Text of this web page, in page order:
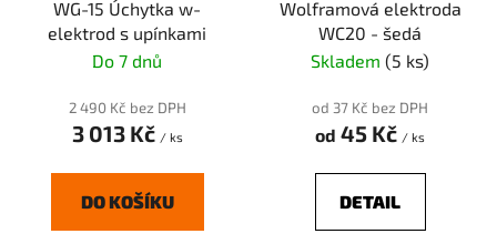
WG-15 Úchytka w-
elektrod s upínkami
Do 7 dnů
2 490 Kč bez DPH
3 013 Kč / ks
DO KOŠÍKU
Wolframová elektroda
WC20 - šedá
Skladem (5 ks)
od 37 Kč bez DPH
od 45 Kč / ks
DETAIL